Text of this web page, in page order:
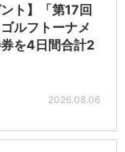
ト】「第17回
ルフトーナメ
を4日間合計2
2026.08.06